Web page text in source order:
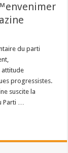
du parti
attitude
progressistes.
suscite la
Parti …